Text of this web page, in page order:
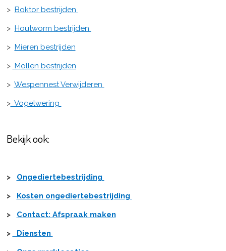
> Boktor bestrijden
> Houtworm bestrijden
> Mieren bestrijden
> Mollen bestrijden
> Wespennest Verwijderen
>Vogelwering
Bekijk ook:
> Ongediertebestrijding
> Kosten ongediertebestrijding
> Contact: Afspraak maken
> Diensten